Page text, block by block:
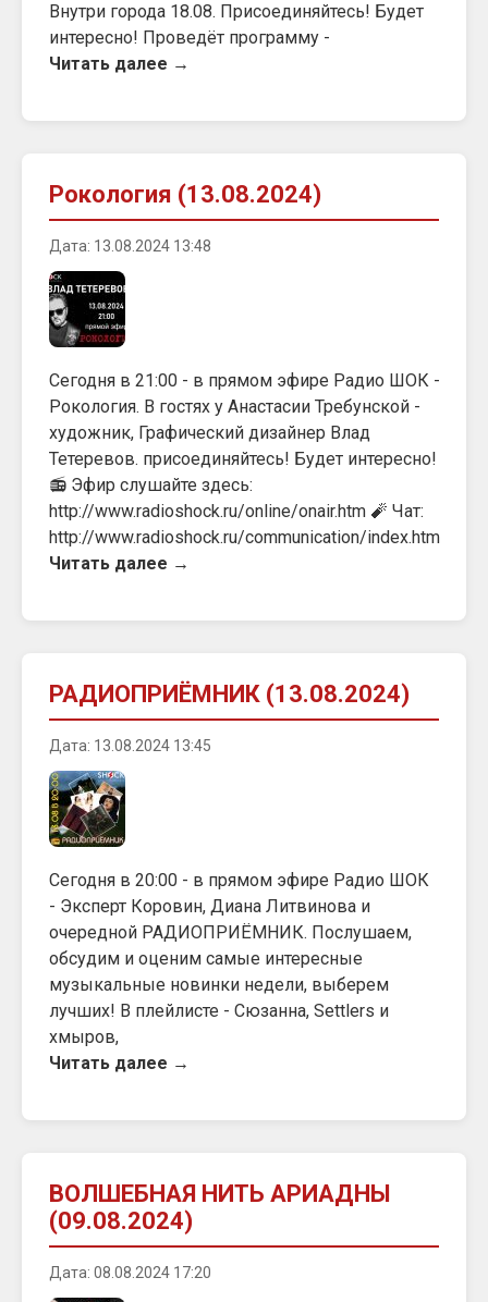
Внутри города 18.08. Присоединяйтесь! Будет
интересно! Проведёт программу -
Читать далее →
Рокология (13.08.2024)
Дата: 13.08.2024 13:48
Сегодня в 21:00 - в прямом эфире Радио ШОК -
Рокология. В гостях у Анастасии Требунской -
художник, Графический дизайнер Влад
Тетеревов. присоединяйтесь! Будет интересно!
📻 Эфир слушайте здесь:
http://www.radioshock.ru/online/onair.htm 🧨 Чат:
http://www.radioshock.ru/communication/index.htm
Читать далее →
РАДИОПРИЁМНИК (13.08.2024)
Дата: 13.08.2024 13:45
Сегодня в 20:00 - в прямом эфире Радио ШОК
- Эксперт Коровин, Диана Литвинова и
очередной РАДИОПРИЁМНИК. Послушаем,
обсудим и оценим самые интересные
музыкальные новинки недели, выберем
лучших! В плейлисте - Сюзанна, Settlers и
хмыров,
Читать далее →
ВОЛШЕБНАЯ НИТЬ АРИАДНЫ
(09.08.2024)
Дата: 08.08.2024 17:20